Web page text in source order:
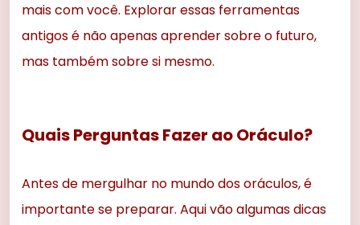
mais com você. Explorar essas ferramentas
antigos é não apenas aprender sobre o futuro,
mas também sobre si mesmo.
Quais Perguntas Fazer ao Oráculo?
Antes de mergulhar no mundo dos oráculos, é
importante se preparar. Aqui vão algumas dicas